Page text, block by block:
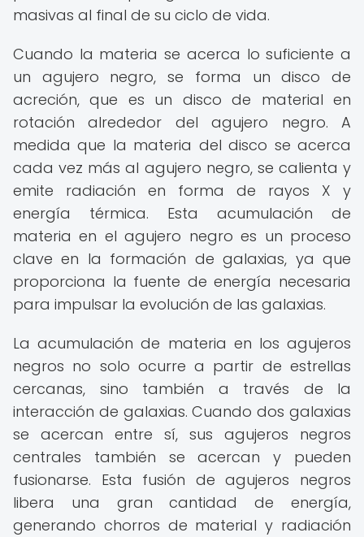
masivas al final de su ciclo de vida.
Cuando la materia se acerca lo suficiente a
un agujero negro, se forma un disco de
acreción, que es un disco de material en
rotación alrededor del agujero negro. A
medida que la materia del disco se acerca
cada vez más al agujero negro, se calienta y
emite radiación en forma de rayos X y
energía térmica. Esta acumulación de
materia en el agujero negro es un proceso
clave en la formación de galaxias, ya que
proporciona la fuente de energía necesaria
para impulsar la evolución de las galaxias.
La acumulación de materia en los agujeros
negros no solo ocurre a partir de estrellas
cercanas, sino también a través de la
interacción de galaxias. Cuando dos galaxias
se acercan entre sí, sus agujeros negros
centrales también se acercan y pueden
fusionarse. Esta fusión de agujeros negros
libera una gran cantidad de energía,
generando chorros de material y radiación